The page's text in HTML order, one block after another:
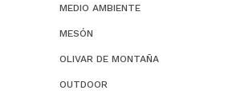
MEDIO AMBIENTE
MESÓN
OLIVAR DE MONTAÑA
OUTDOOR